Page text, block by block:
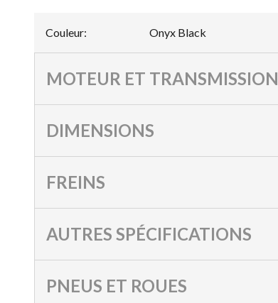
Couleur: Onyx Black
MOTEUR ET TRANSMISSION
DIMENSIONS
FREINS
AUTRES SPÉCIFICATIONS
PNEUS ET ROUES